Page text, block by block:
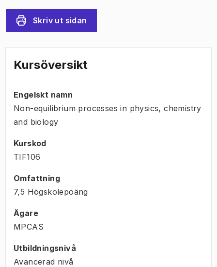
Skriv ut sidan
Kursöversikt
Engelskt namn
Non-equilibrium processes in physics, chemistry
and biology
Kurskod
TIF106
Omfattning
7,5 Högskolepoäng
Ägare
MPCAS
Utbildningsnivå
Avancerad nivå